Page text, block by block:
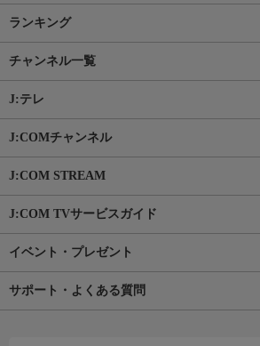
ランキング
チャンネル一覧
J:テレ
J:COMチャンネル
J:COM STREAM
J:COM TVサービスガイド
イベント・プレゼント
サポート・よくある質問